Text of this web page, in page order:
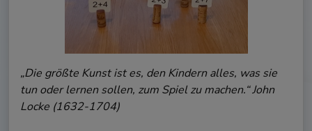
„Die größte Kunst ist es, den Kindern alles, was sie
tun oder lernen sollen, zum Spiel zu machen.“ John
Locke (1632-1704)